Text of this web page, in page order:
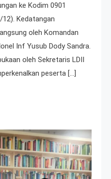
ke Kodim 0901
Kedatangan
oleh Komandan
Inf Yusub Dody Sandra.
oleh Sekretaris LDII
peserta […]